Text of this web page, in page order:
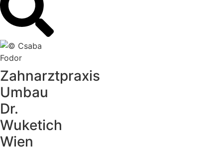
Zahnarztpraxis
Umbau
Dr.
Wuketich
Wien